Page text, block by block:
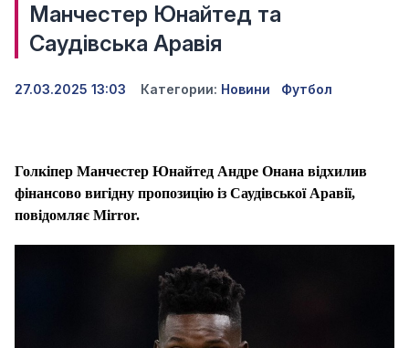
Манчестер Юнайтед та
Саудівська Аравія
27.03.2025 13:03 Категории: Новини Футбол
Голкіпер Манчестер Юнайтед Андре Онана відхилив
фінансово вигідну пропозицію із Саудівської Аравії,
повідомляє Mirror.